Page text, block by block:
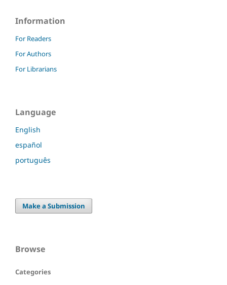
Information
For Readers
For Authors
For Librarians
Language
English
español
português
Make a Submission
Browse
Categories